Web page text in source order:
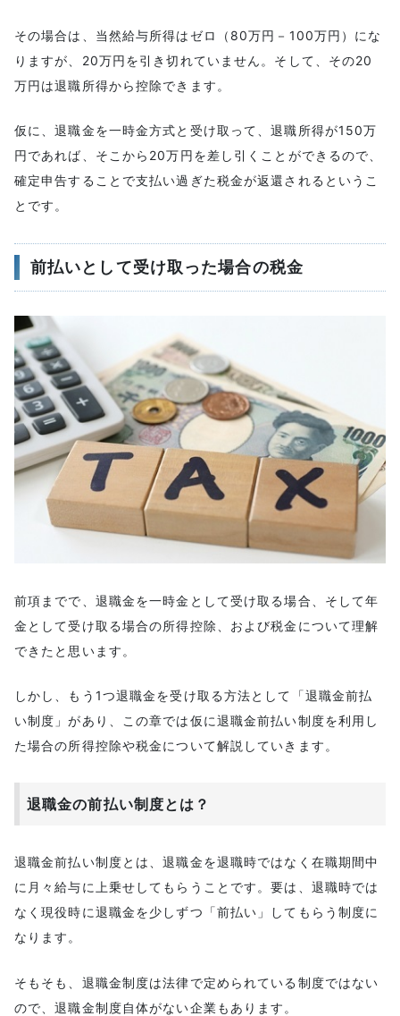
その場合は、当然給与所得はゼロ（80万円－100万円）にな
りますが、20万円を引き切れていません。そして、その20
万円は退職所得から控除できます。
仮に、退職金を一時金方式と受け取って、退職所得が150万
円であれば、そこから20万円を差し引くことができるので、
確定申告することで支払い過ぎた税金が返還されるというこ
とです。
前払いとして受け取った場合の税金
前項までで、退職金を一時金として受け取る場合、そして年
金として受け取る場合の所得控除、および税金について理解
できたと思います。
しかし、もう1つ退職金を受け取る方法として「退職金前払
い制度」があり、この章では仮に退職金前払い制度を利用し
た場合の所得控除や税金について解説していきます。
退職金の前払い制度とは？
退職金前払い制度とは、退職金を退職時ではなく在職期間中
に月々給与に上乗せしてもらうことです。要は、退職時では
なく現役時に退職金を少しずつ「前払い」してもらう制度に
なります。
そもそも、退職金制度は法律で定められている制度ではない
ので、退職金制度自体がない企業もあります。